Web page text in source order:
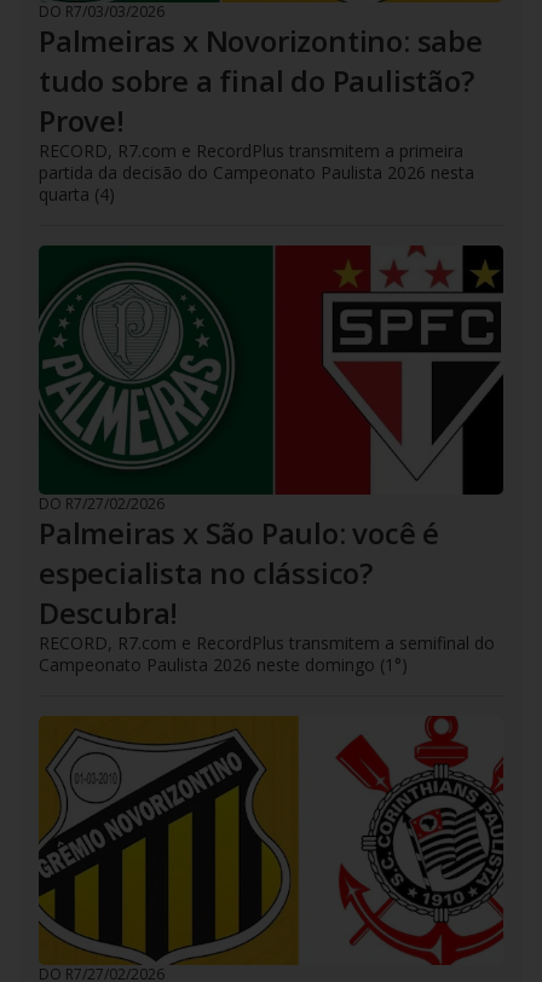
DO R7/03/03/2026
Palmeiras x Novorizontino: sabe
tudo sobre a final do Paulistão?
Prove!
RECORD, R7.com e RecordPlus transmitem a primeira
partida da decisão do Campeonato Paulista 2026 nesta
quarta (4)
DO R7/27/02/2026
Palmeiras x São Paulo: você é
especialista no clássico?
Descubra!
RECORD, R7.com e RecordPlus transmitem a semifinal do
Campeonato Paulista 2026 neste domingo (1°)
DO R7/27/02/2026